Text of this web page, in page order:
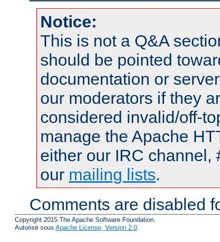
Notice:
This is not a Q&A
should be pointed
documentation or
our moderators if they
considered invalid/off-
manage the Apache
either our IRC channel,
our mailing lists.
Comments are disabled
Copyright 2015 The Apache Software Foundation.
Autorisé sous Apache License, Version 2.0